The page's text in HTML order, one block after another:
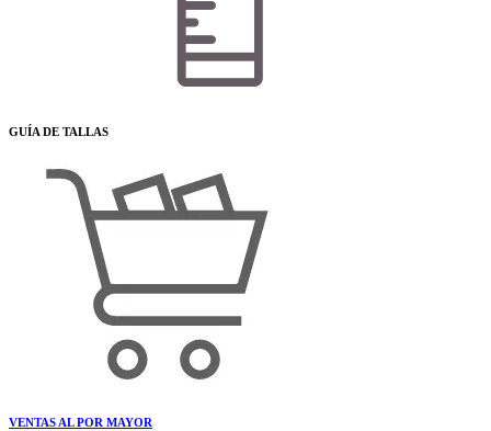
GUÍA DE TALLAS
VENTAS AL POR MAYOR